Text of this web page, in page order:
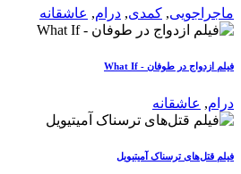
ماجراجویی, کمدی, درام, عاشقانه
فیلم ازدواج در طوفان - What If
درام, عاشقانه
فیلم قتل‌های ترسناک آمیتیویل